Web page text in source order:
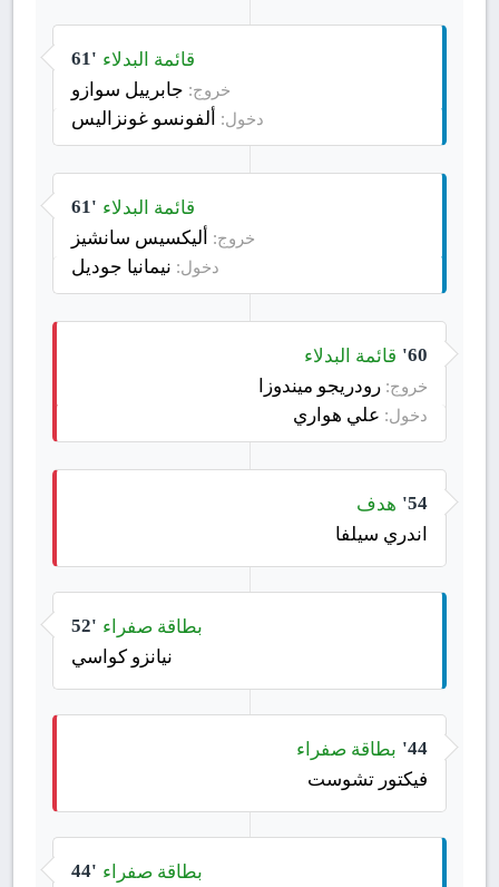
61' قائمة البدلاء
خروج: جابرييل سوازو
دخول: ألفونسو غونزاليس
61' قائمة البدلاء
خروج: أليكسيس سانشيز
دخول: نيمانيا جوديل
60' قائمة البدلاء
خروج: رودريجو ميندوزا
دخول: علي هواري
54' هدف
اندري سيلفا
52' بطاقة صفراء
نيانزو كواسي
44' بطاقة صفراء
فيكتور تشوست
44' بطاقة صفراء